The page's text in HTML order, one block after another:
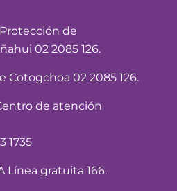
de
02 2085 126.
Cotogchoa 02 2085 126.
de atención
1735
Línea gratuita 166.